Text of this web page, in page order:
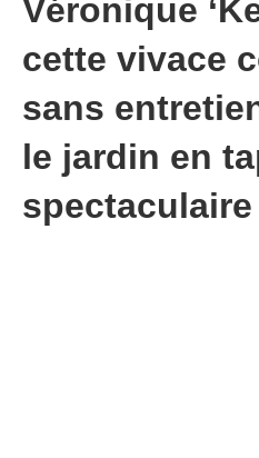
Véronique
cette vivace
sans
le jardin en
spectaculaire